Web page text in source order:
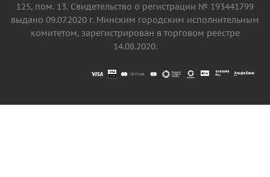
125, пом. 13. Свидетельство о регистрации № 193441799
выдано 09.07.2020 г. Минским городским исполнительным
комитетом, зарегистрирован в торговом реестре
14.08.2020.